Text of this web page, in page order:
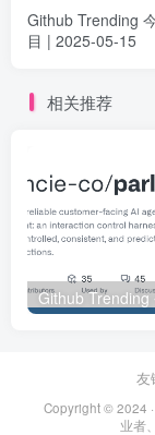
Github Trending
目 | 2025-05-15
相关推荐
友
Copyright © 2024 ·
业者